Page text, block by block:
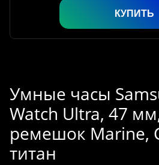
КУПИТЬ
Умные часы
Watch Ultra, 47
ремешок Marine,
титан